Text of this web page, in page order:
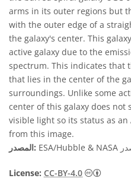
arms in its outer regions but
with the outer edge of a
the galaxy's center. This
active galaxy due to the
spectrum. This indicates that
that lies in the center of the
surroundings. Unlike some
center of this galaxy does
visible light so its status as
from this image.
المصدر: ESA/Hubble & NASA
License: CC-BY-4.0